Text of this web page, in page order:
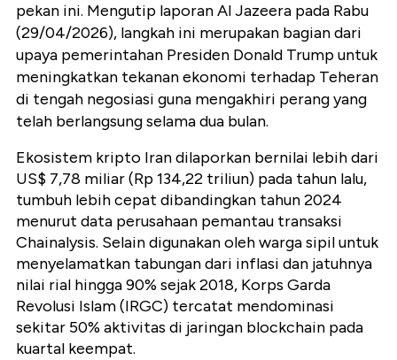
pekan ini. Mengutip laporan Al Jazeera pada Rabu
(29/04/2026), langkah ini merupakan bagian dari
upaya pemerintahan Presiden Donald Trump untuk
meningkatkan tekanan ekonomi terhadap Teheran
di tengah negosiasi guna mengakhiri perang yang
telah berlangsung selama dua bulan.
Ekosistem kripto Iran dilaporkan bernilai lebih dari
US$ 7,78 miliar (Rp 134,22 triliun) pada tahun lalu,
tumbuh lebih cepat dibandingkan tahun 2024
menurut data perusahaan pemantau transaksi
Chainalysis. Selain digunakan oleh warga sipil untuk
menyelamatkan tabungan dari inflasi dan jatuhnya
nilai rial hingga 90% sejak 2018, Korps Garda
Revolusi Islam (IRGC) tercatat mendominasi
sekitar 50% aktivitas di jaringan blockchain pada
kuartal keempat.